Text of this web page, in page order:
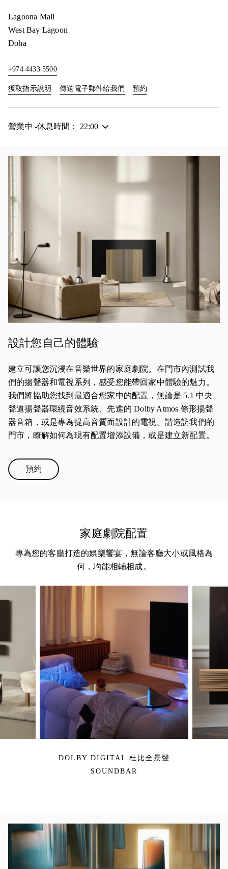
Lagoona Mall
West Bay Lagoon
Doha
+974 4433 5500
獲取指示說明 Link Opens in New Tab
傳送電子郵件給我們 預約
營業中 -休息時間： 22:00
設計您自己的體驗
建立可讓您沉浸在音樂世界的家庭劇院。在門市內測試我
們的揚聲器和電視系列，感受您能帶回家中體驗的魅力。
我們將協助您找到最適合您家中的配置，無論是 5.1 中央
聲道揚聲器環繞音效系統、先進的 Dolby Atmos 條形揚聲
器音箱，或是專為提高音質而設計的電視。請造訪我們的
門市，瞭解如何為現有配置增添設備，或是建立新配置。
預約Link Opens in New Tab
家庭劇院配置
專為您的客廳打造的娛樂饗宴，無論客廳大小或風格為
何，均能相輔相成。
DOLBY DIGITAL 杜比全景聲
SOUNDBAR
活動影像